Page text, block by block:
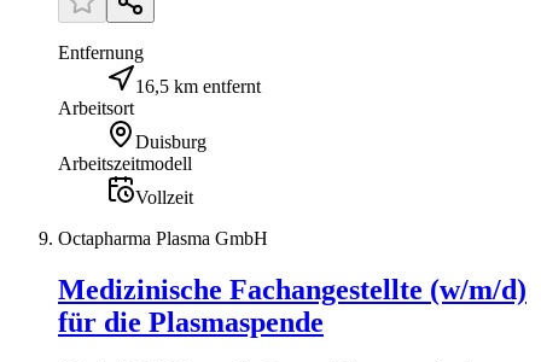
Entfernung
16,5 km entfernt
Arbeitsort
Duisburg
Arbeitszeitmodell
Vollzeit
Octapharma Plasma GmbH
Medizinische Fachangestellte (w/m/d)
für die Plasmaspende